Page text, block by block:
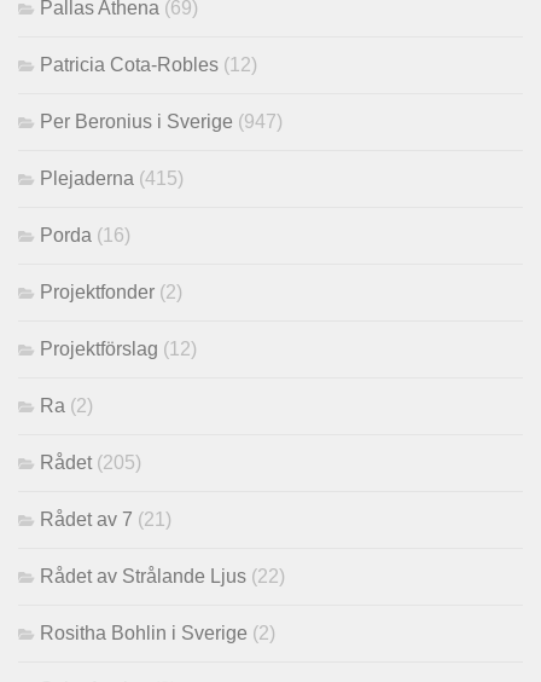
Pallas Athena (69)
Patricia Cota-Robles (12)
Per Beronius i Sverige (947)
Plejaderna (415)
Porda (16)
Projektfonder (2)
Projektförslag (12)
Ra (2)
Rådet(205)
Rådet av 7 (21)
Rådet av Strålande Ljus (22)
Rositha Bohlin i Sverige (2)